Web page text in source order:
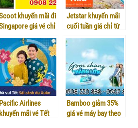
khuyến mãi đi
giá vé chỉ
880K
Jetstar khuyến mãi
cuối tuần giá chỉ từ
11K
Pacific Airlines
khuyến mãi vé Tết
Bamboo giảm 35%
giá vé máy bay theo